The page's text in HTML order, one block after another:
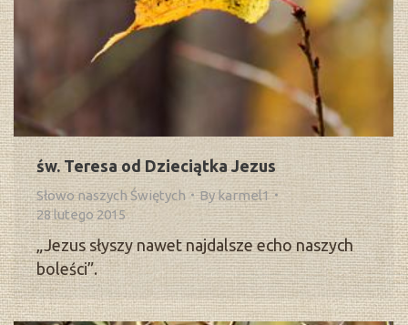
św. Teresa od Dzieciątka Jezus
Słowo naszych Świętych By karmel1
28 lutego 2015
„Jezus słyszy nawet najdalsze echo naszych
boleści”.